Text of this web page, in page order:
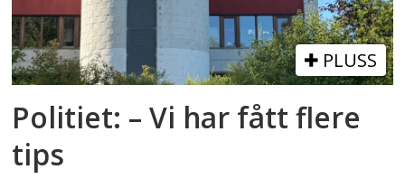
PLUSS
Politiet: – Vi har fått flere
tips